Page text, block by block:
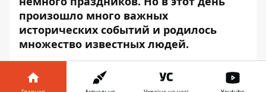
произошло много важных
исторических событий и родилось
множество известных людей.
К примеру, в этот день 146 лет назад
Александр Белл осуществил первый